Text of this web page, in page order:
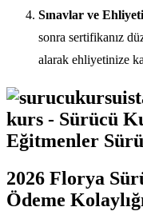
Sınavlar ve
sonra sertifikanız
alarak ehliyetinize
2026 Florya
Ödeme